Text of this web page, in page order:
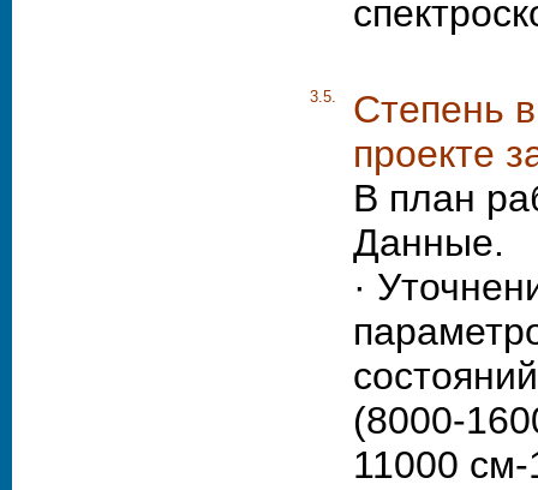
3.5.
Степень
проекте
В план
Данные.
·
(8000-
11000